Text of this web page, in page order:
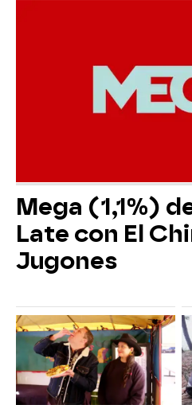
Mega (1,1%)
Late con El
Jugones